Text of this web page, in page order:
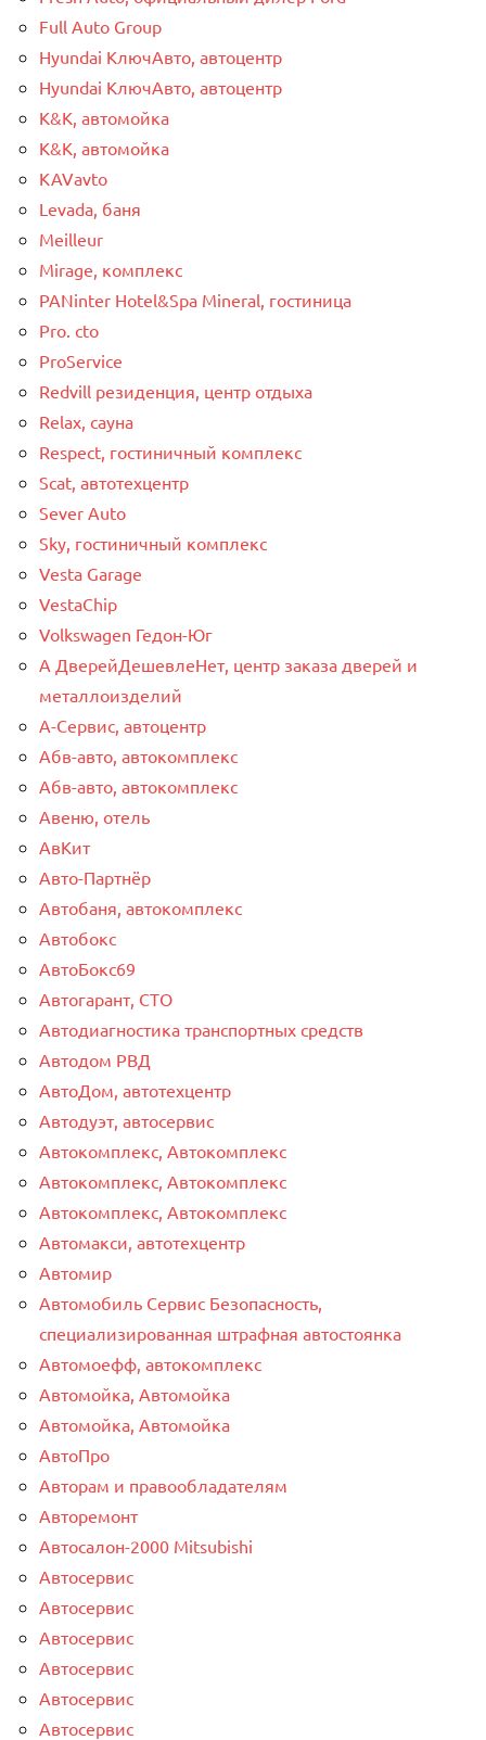
Full Auto Group
Hyundai КлючАвто, автоцентр
Hyundai КлючАвто, автоцентр
K&K, автомойка
K&K, автомойка
KAVavto
Levada, баня
Meilleur
Mirage, комплекс
PANinter Hotel&Spa Mineral, гостиница
Pro. cto
ProService
Redvill pезиденция, центр отдыха
Relax, сауна
Respect, гостиничный комплекс
Scat, автотехцентр
Sever Auto
Sky, гостиничный комплекс
Vesta Garage
VestaChip
Volkswagen Гедон-Юг
А ДверейДешевлеНет, центр заказа дверей и
металлоизделий
А-Сервис, автоцентр
Абв-авто, автокомплекс
Абв-авто, автокомплекс
Авеню, отель
АвКит
Авто-Партнёр
Автобаня, автокомплекс
Автобокс
АвтоБокс69
Автогарант, СТО
Автодиагностика транспортных средств
Автодом РВД
АвтоДом, автотехцентр
Автодуэт, автосервис
Автокомплекс, Автокомплекс
Автокомплекс, Автокомплекс
Автокомплекс, Автокомплекс
Автомакси, автотехцентр
Автомир
Автомобиль Сервис Безопасность,
специализированная штрафная автостоянка
Автомоефф, автокомплекс
Автомойка, Автомойка
Автомойка, Автомойка
АвтоПро
Авторам и правообладателям
Авторемонт
Автосалон-2000 Mitsubishi
Автосервис
Автосервис
Автосервис
Автосервис
Автосервис
Автосервис